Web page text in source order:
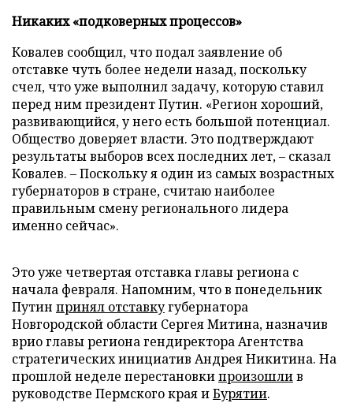
Никаких «подковерных процессов»
Ковалев сообщил, что подал заявление об
отставке чуть более недели назад, поскольку
счел, что уже выполнил задачу, которую ставил
перед ним президент Путин. «Регион хороший,
развивающийся, у него есть большой потенциал.
Общество доверяет власти. Это подтверждают
результаты выборов всех последних лет, – сказал
Ковалев. – Поскольку я один из самых возрастных
губернаторов в стране, считаю наиболее
правильным смену регионального лидера
именно сейчас».
Это уже четвертая отставка главы региона с
начала февраля. Напомним, что в понедельник
Путин принял отставкугубернатора
Новгородской области Сергея Митина, назначив
врио главы региона гендиректора Агентства
стратегических инициатив Андрея Никитина. На
прошлой неделе перестановкипроизошлив
руководстве Пермского края иБурятии.